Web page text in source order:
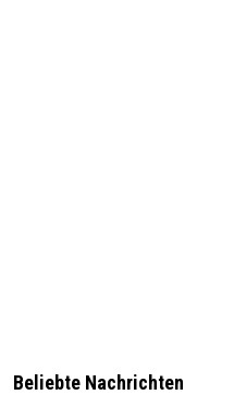
Beliebte Nachrichten